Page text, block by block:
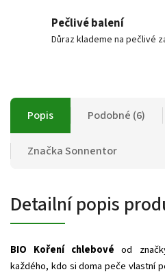
Pečlivé balení
Důraz klademe na pečlivé
Popis Podobné (6)
ZnačkaSonnentor
Detailní popis
BIO Koření chlebové od
každého, kdo si doma peče vlastní